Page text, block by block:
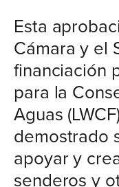
Esta
Cámara y el
financiación
para la
Aguas
demostrado
apoyar y
senderos y